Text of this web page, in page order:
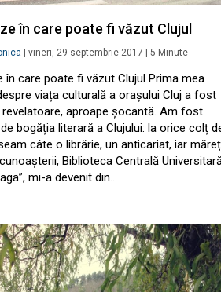
în care poate fi văzut Clujul
vineri, 29 septembrie 2017 5 Minute
în care poate fi văzut Clujul Prima mea
viața culturală a orașului Cluj a fost
revelatoare, aproape șocantă. Am fost
bogăția literară a Clujului: la orice colț
câte o librărie, un anticariat, iar
Biblioteca Centrală
mi-a devenit din…